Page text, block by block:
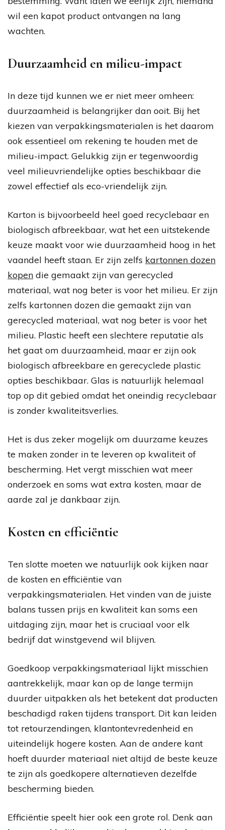
wil een kapot product ontvangen na lang
wachten.
Duurzaamheid en milieu-impact
In deze tijd kunnen we er niet meer omheen:
duurzaamheid is belangrijker dan ooit. Bij het
kiezen van verpakkingsmaterialen is het daarom
ook essentieel om rekening te houden met de
milieu-impact. Gelukkig zijn er tegenwoordig
veel milieuvriendelijke opties beschikbaar die
zowel effectief als eco-vriendelijk zijn.
Karton is bijvoorbeeld heel goed recyclebaar en
biologisch afbreekbaar, wat het een uitstekende
keuze maakt voor wie duurzaamheid hoog in het
vaandel heeft staan. Er zijn zelfs kartonnen dozen
kopen die gemaakt zijn van gerecycled
materiaal, wat nog beter is voor het milieu. Er zijn
zelfs kartonnen dozen die gemaakt zijn van
gerecycled materiaal, wat nog beter is voor het
milieu. Plastic heeft een slechtere reputatie als
het gaat om duurzaamheid, maar er zijn ook
biologisch afbreekbare en gerecyclede plastic
opties beschikbaar. Glas is natuurlijk helemaal
top op dit gebied omdat het oneindig recyclebaar
is zonder kwaliteitsverlies.
Het is dus zeker mogelijk om duurzame keuzes
te maken zonder in te leveren op kwaliteit of
bescherming. Het vergt misschien wat meer
onderzoek en soms wat extra kosten, maar de
aarde zal je dankbaar zijn.
Kosten en efficiëntie
Ten slotte moeten we natuurlijk ook kijken naar
de kosten en efficiëntie van
verpakkingsmaterialen. Het vinden van de juiste
balans tussen prijs en kwaliteit kan soms een
uitdaging zijn, maar het is cruciaal voor elk
bedrijf dat winstgevend wil blijven.
Goedkoop verpakkingsmateriaal lijkt misschien
aantrekkelijk, maar kan op de lange termijn
duurder uitpakken als het betekent dat producten
beschadigd raken tijdens transport. Dit kan leiden
tot retourzendingen, klantontevredenheid en
uiteindelijk hogere kosten. Aan de andere kant
hoeft duurder materiaal niet altijd de beste keuze
te zijn als goedkopere alternatieven dezelfde
bescherming bieden.
Efficiëntie speelt hier ook een grote rol. Denk aan